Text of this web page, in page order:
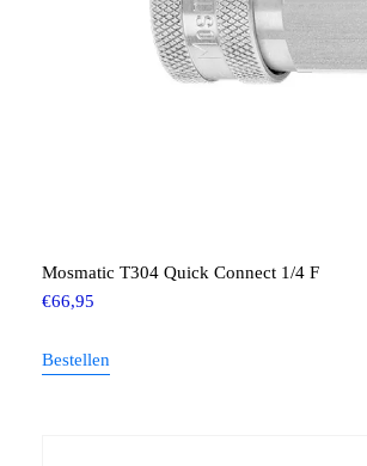
Mosmatic T304 Quick Connect 1/4 F
€66,95
Bestellen